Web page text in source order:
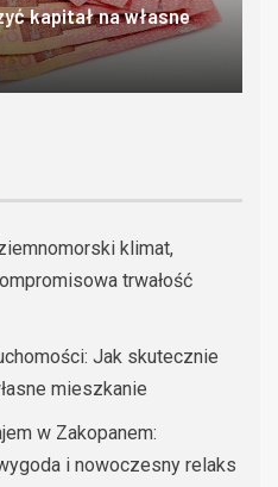
poznaj góralski klimat w
klimat,
trwałość
Jak skutecznie
mieszkanie
w Zakopanem:
i nowoczesny relaks